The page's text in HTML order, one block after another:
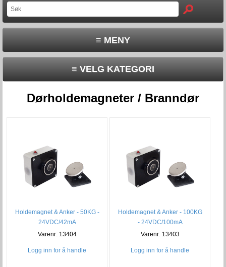
≡ MENY
≡ VELG KATEGORI
Dørholdemagneter / Branndør
Holdemagnet & Anker - 50KG -
24VDC/42mA
Varenr: 13404
Logg inn for å handle
Holdemagnet & Anker - 100KG
- 24VDC/100mA
Varenr: 13403
Logg inn for å handle